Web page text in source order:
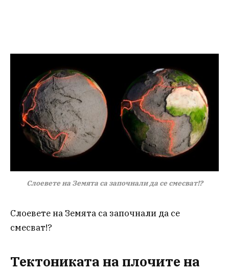
Слоевете на Земята са започнали да се смесват!?
Слоевете на Земята са започнали да се
смесват!?
Тектониката на плочите на